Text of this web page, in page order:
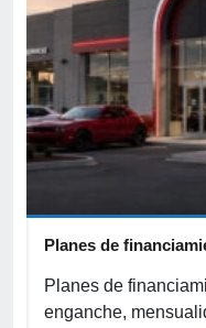
Planes de
Planes de
enganche,